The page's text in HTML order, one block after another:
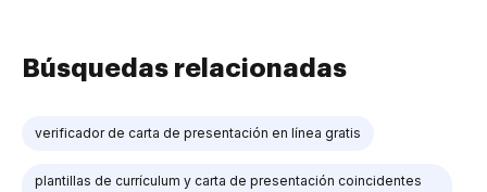
Búsquedas relacionadas
verificador de carta de presentación en línea gratis
plantillas de currículum y carta de presentación coincidentes